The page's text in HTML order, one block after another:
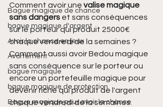
Bague magique de chance
bague magique d'argent
Avoir la chance en jeux
Avortement
bague magique
bague magique de protection
Bague magique pour avoir la chance
Comment avoir une valise magique
sans dangers et sans conséquences
sur le porteur qui produit 25000€
chaque vendredi de la semaines ?
Comment aussi avoir Bedou magique
sans conséquence sur le porteur ou
encore un portefeuille magique pour
devenir riche qui produit de l'argent
chaque vendredi de la semaines.